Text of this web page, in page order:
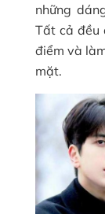
những
Tất cả đều
điểm và
mặt.